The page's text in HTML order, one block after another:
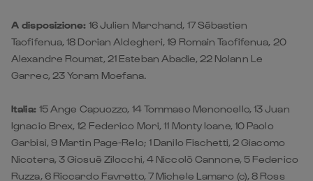
Italia:15 Ange Capuozzo, 14 Tommaso Menoncello, 13 Juan
Ignacio Brex, 12 Federico Mori, 11 Monty Ioane, 10 Paolo
Garbisi, 9 Martin Page-Relo; 1 Danilo Fischetti, 2 Giacomo
Ruzza, 6 Riccardo Favretto, 7 Michele Lamaro (c), 8 Ross
Vintcent.
A disposizione:16 Gianmarco Lucchesi, 17 Mirco Spagnolo,
18 Simone Ferrari, 19 Matteo Canali, 20 Andrea Zambonin,